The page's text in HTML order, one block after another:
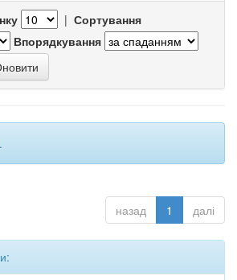
| Сортування
Впорядкування
назад 1 далі